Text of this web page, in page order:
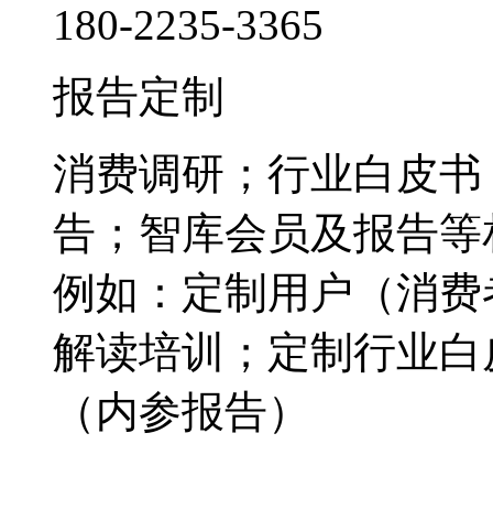
180-2235-3365
报告定制
消费调研；行业白皮
告；智库会员及报告
例如：定制用户（消
解读培训；定制行业
（内参报告）